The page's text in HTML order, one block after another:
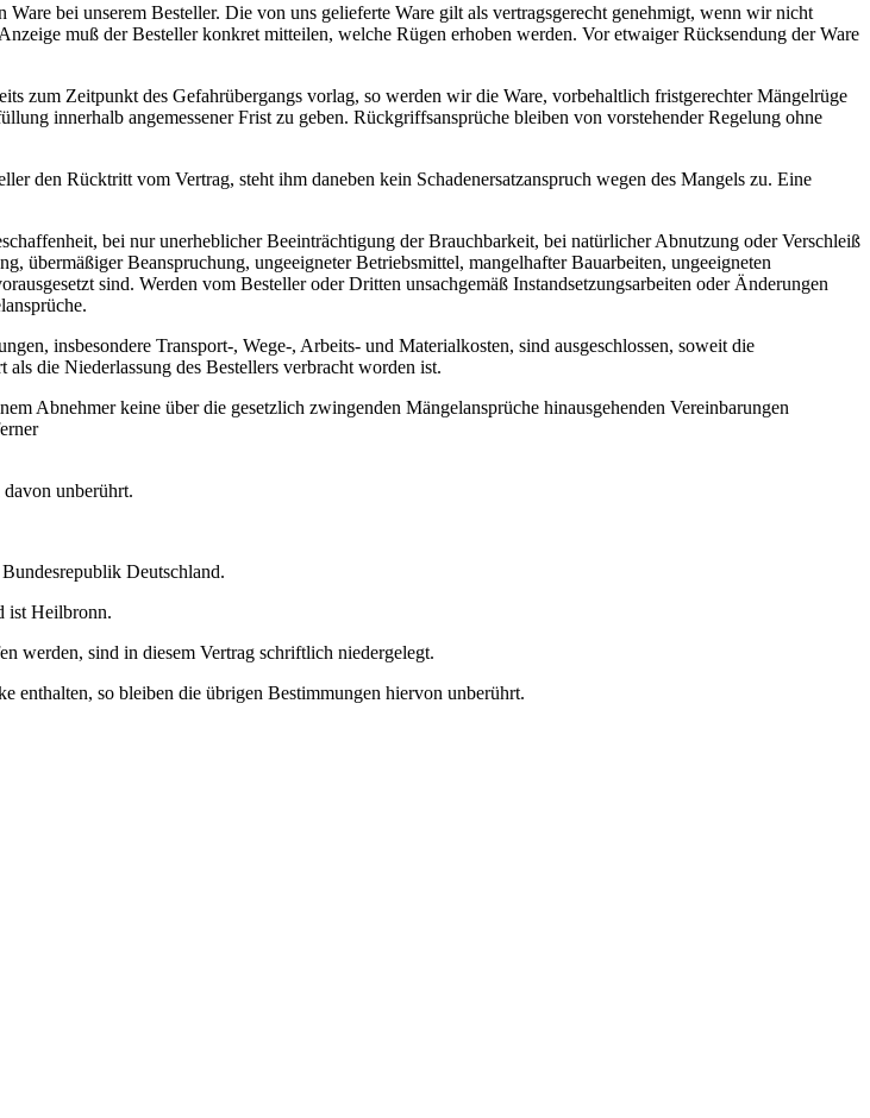
bei unserem Besteller. Die von uns gelieferte Ware gilt als vertragsgerecht genehmigt, wenn wir nicht
muß der Besteller konkret mitteilen, welche Rügen erhoben werden. Vor etwaiger Rücksendung der Ware
zum Zeitpunkt des Gefahrübergangs vorlag, so werden wir die Ware, vorbehaltlich fristgerechter Mängelrüge
innerhalb angemessener Frist zu geben. Rückgriffsansprüche bleiben von vorstehender Regelung ohne
den Rücktritt vom Vertrag, steht ihm daneben kein Schadenersatzanspruch wegen des Mangels zu. Eine
bei nur unerheblicher Beeinträchtigung der Brauchbarkeit, bei natürlicher Abnutzung oder Verschleiß
übermäßiger Beanspruchung, ungeeigneter Betriebsmittel, mangelhafter Bauarbeiten, ungeeigneten
sind. Werden vom Besteller oder Dritten unsachgemäß Instandsetzungsarbeiten oder Änderungen
insbesondere Transport-, Wege-, Arbeits- und Materialkosten, sind ausgeschlossen, soweit die
die Niederlassung des Bestellers verbracht worden ist.
Abnehmer keine über die gesetzlich zwingenden Mängelansprüche hinausgehenden Vereinbarungen
unberührt.
Deutschland.
ist Heilbronn.
werden, sind in diesem Vertrag schriftlich niedergelegt.
enthalten, so bleiben die übrigen Bestimmungen hiervon unberührt.